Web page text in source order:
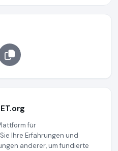
für
Ihre Erfahrungen und
anderer, um fundierte